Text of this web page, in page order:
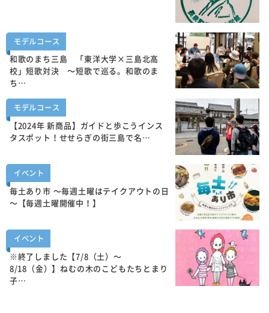
モデルコース
和歌のまち三島 「東洋大学×三島北高
校」短歌対決 ～短歌で巡る。和歌のま
ち…
モデルコース
【2024年 新商品】ガイドと歩こうインス
タスポット！せせらぎの街三島で名…
イベント
毎土あり市 ～毎週土曜はテイクアウトの日
～【毎週土曜開催中！】
イベント
※終了しました【7/8（土）～
8/18（金）】ねむの木のこどもたちとまり
子…